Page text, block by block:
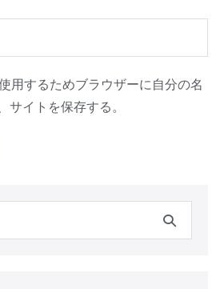
用するためブラウザーに自分の名
サイトを保存する。